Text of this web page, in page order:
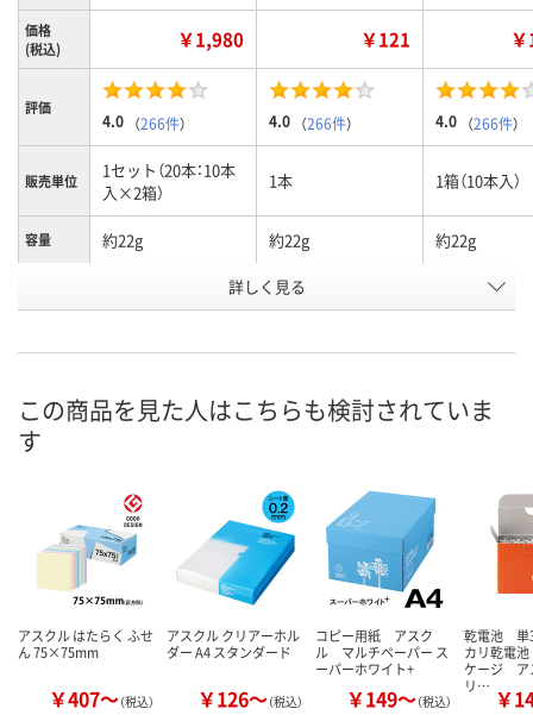
価格
(税込)
￥1,980 ￥121
評価
4.0 （266件） 4.0 （266件） 4.0 （266件）
販売単位
1セット（20本：10本
入×2箱）
1本 1箱（10本入）
容量 約22g 約22g 約22g
591881
8月10日（月）
カゴへ カ
詳しく見る
この商品を見た人はこちらも検討されていま
す
アスクル はたらく ふせ
ん 75×75mm
￥407～（税込）
アスクル クリアーホル
ダー A4 スタンダード
￥126～（税込）
コピー用紙 アスク
ル マルチペーパー ス
ーパーホワイト+
￥149～（税込）
乾電池
カリ乾電
ケージ ア
リ… ￥